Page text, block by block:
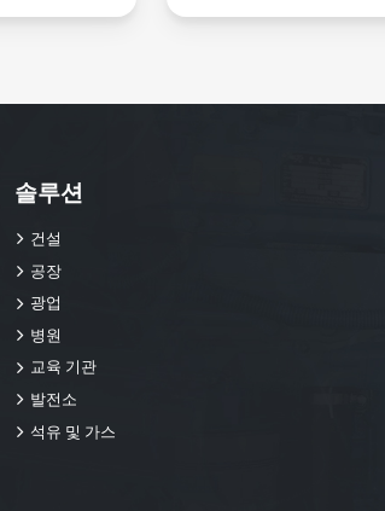
솔루션
건설
공장
광업
병원
교육 기관
발전소
석유 및 가스